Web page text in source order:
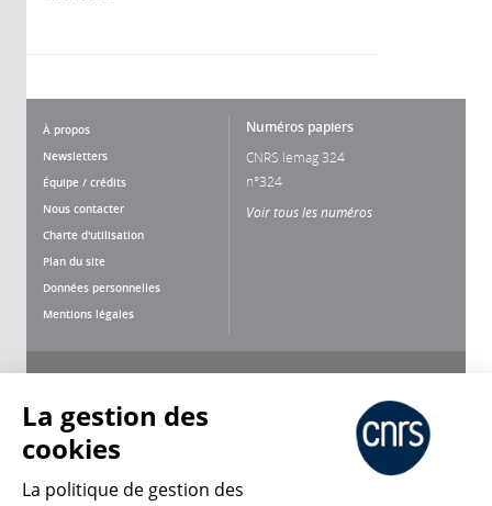
À propos
Newsletters
Équipe / crédits
Nous contacter
Charte d'utilisation
Plan du site
Données personnelles
Mentions légales
Numéros papiers
CNRS lemag 324
n°324
Voir tous les numéros
La gestion des
cookies
La politique de gestion des